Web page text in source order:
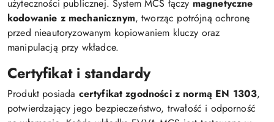
użyteczności publicznej. System MCS łączy magnetyczne
kodowanie z mechanicznym, tworząc potrójną ochronę
przed nieautoryzowanym kopiowaniem kluczy oraz
manipulacją przy wkładce.
Certyfikat i standardy
Produkt posiada certyfikat zgodności z normą EN 1303,
potwierdzający jego bezpieczeństwo, trwałość i odporność